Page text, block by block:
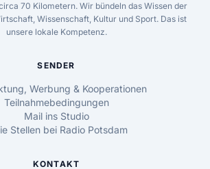
70 Kilometern. Wir bündeln das Wissen der
Wissenschaft, Kultur und Sport. Das ist
unsere lokale Kompetenz.
SENDER
Werbung & Kooperationen
Teilnahmebedingungen
Mail ins Studio
Stellen bei Radio Potsdam
KONTAKT